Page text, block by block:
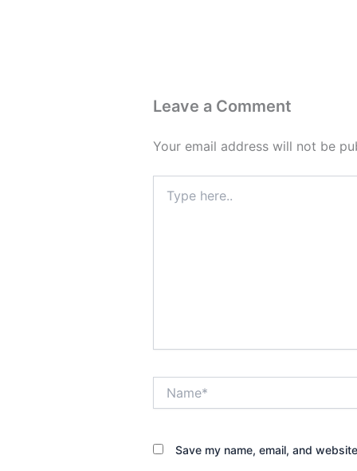
Leave a Comment
Your email address will not be
here..
Save my name, email, and